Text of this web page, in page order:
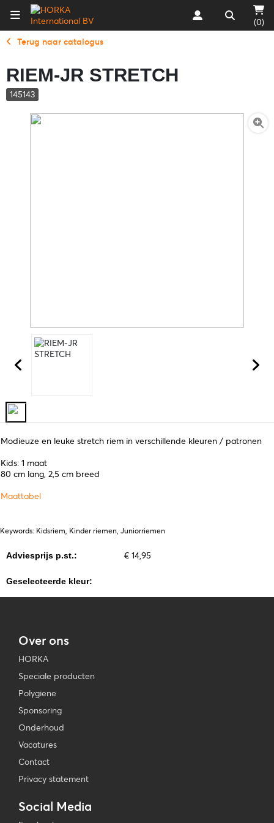
(0)
Terug naar catalogus
RIEM-JR STRETCH
145143
Modieuze en leuke stretch riem in verschillende kleuren / patronen
Kids: 1 maat
80 cm lang, 2,5 cm breed
Maattabel
Keywords: Kidsriem, Kinder riemen, Juniorriemen
Adviesprijs p.st.: € 14,95
Geselecteerde kleur:
Over ons
HORKA
Speciale producten
Polygiene
Sponsoring
Onderhoud
Vacatures
Contact
Privacy statement
Social Media